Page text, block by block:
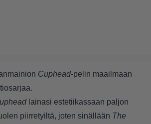
Cuphead-pelin maailmaan
lainasi estetiikassaan paljon
piirretyiltä, joten sinällään The